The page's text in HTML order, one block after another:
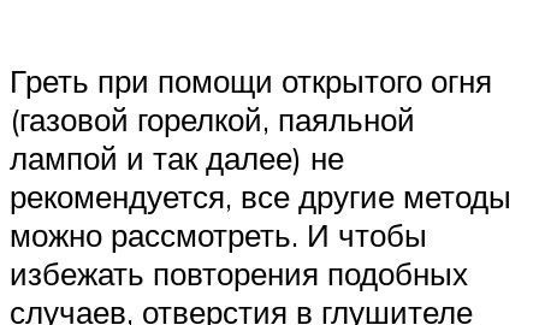
Греть при помощи открытого огня
(газовой горелкой, паяльной
лампой и так далее) не
рекомендуется, все другие методы
можно рассмотреть. И чтобы
избежать повторения подобных
случаев, отверстия в глушителе